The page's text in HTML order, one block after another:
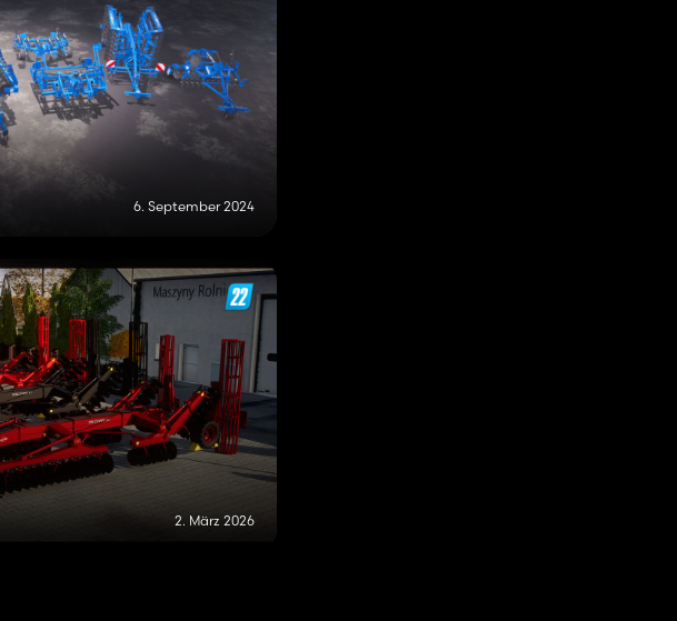
6. September 2024
2. März 2026